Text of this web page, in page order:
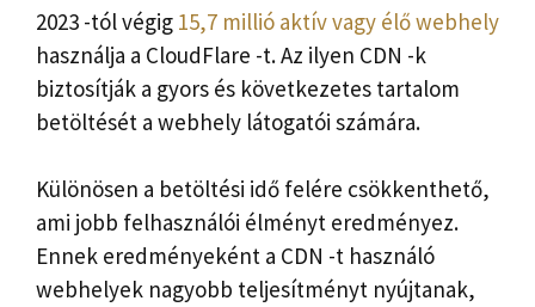
2023 -tól végig 15,7 millió aktív vagy élő webhely
használja a CloudFlare -t. Az ilyen CDN -k
biztosítják a gyors és következetes tartalom
betöltését a webhely látogatói számára.
Különösen a betöltési idő felére csökkenthető,
ami jobb felhasználói élményt eredményez.
Ennek eredményeként a CDN -t használó
webhelyek nagyobb teljesítményt nyújtanak,